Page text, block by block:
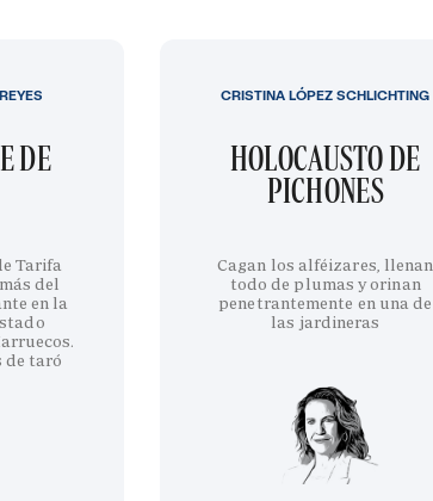
DE
Tarifa
del
en la
de taró
HOLOCAUSTO DE
PICHONES
Cagan los alféizares, llenan
todo de plumas y orinan
penetrantemente en una de
las jardineras
CRISTINA LÓPEZ SCHLICHTING